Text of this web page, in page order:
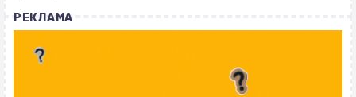
РЕКЛАМА